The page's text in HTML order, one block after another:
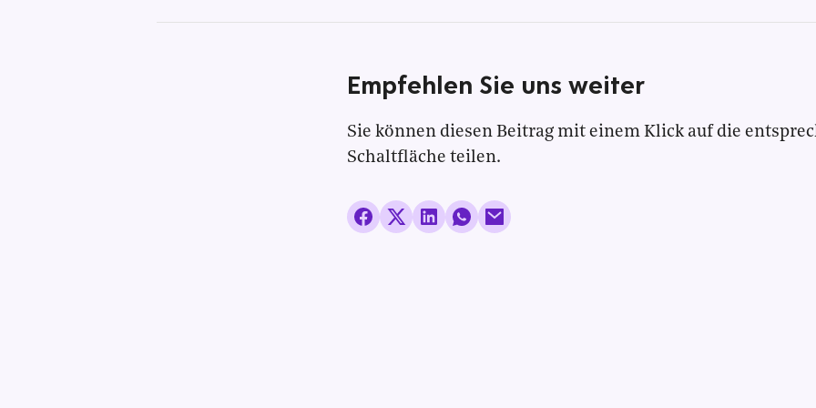
Empfehlen Sie uns weiter
Sie können diesen Beitrag mit einem Klick auf die
Schaltfläche teilen.